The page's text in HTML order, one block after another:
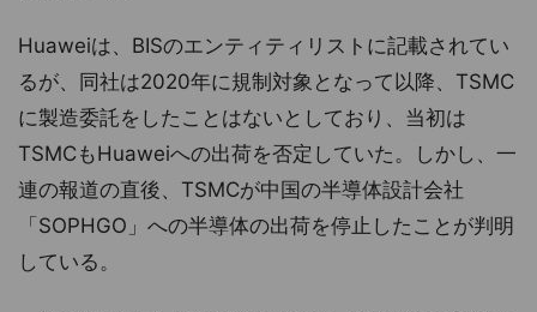
Huaweiは、BISのエンティティリストに記載されてい
るが、同社は2020年に規制対象となって以降、TSMC
に製造委託をしたことはないとしており、当初は
TSMCもHuaweiへの出荷を否定していた。しかし、一
連の報道の直後、TSMCが中国の半導体設計会社
「SOPHGO」への半導体の出荷を停止したことが判明
している。